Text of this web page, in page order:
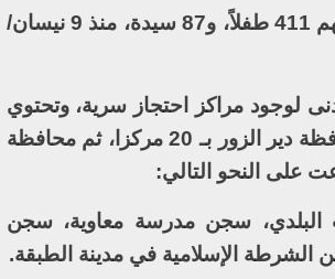
وسجلت الشبكة إخفاء التنظيم القسري لما لا يقل عن 1188 شخصاً، بينهم 411 طفلاً، و87 سيدة، منذ 9 نيسان/
احتجاز، وهو الحد الأدنى لوجود مراكز احتجاز سرية، وتحتوي
محافظة الرقة على العدد الأكبر من مراكز الاحتجاز بـ 26 مركزاً تليها محافظة دير الزور بـ 20 مركزا، ثم محافظة
البلدي، سجن مدرسة معاوية، سجن
الإسلامية في مدينة الطبقة.